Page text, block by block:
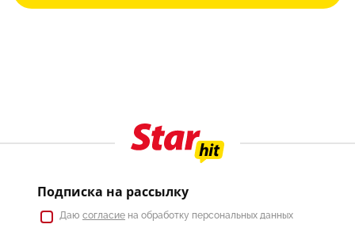
Подписка на рассылку
Даю согласие на обработку персональных данных